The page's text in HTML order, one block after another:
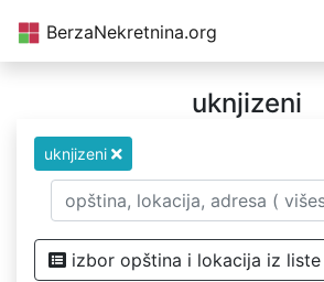
BerzaNekretnina.org
uknjizeni
uknjizeni
izbor opština i lokacija iz liste